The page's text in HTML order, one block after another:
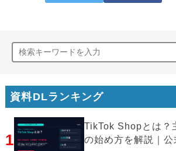
資料DLランキング
1
TikTok Shopとは？
の始め方を解説｜